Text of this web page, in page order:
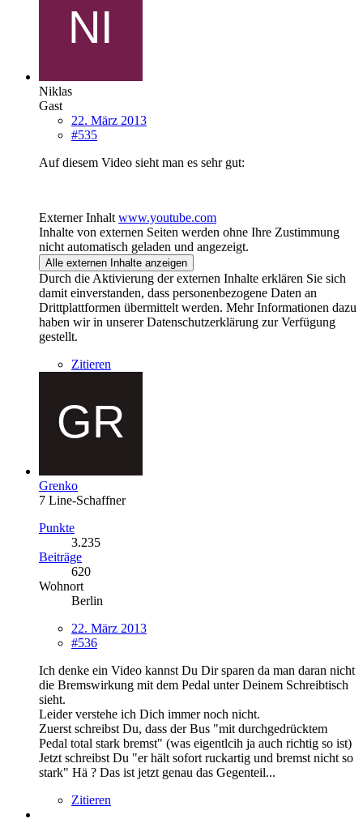
Niklas
Gast
22. März 2013
#535
Auf diesem Video sieht man es sehr gut:
Externer Inhalt www.youtube.com
Inhalte von externen Seiten werden ohne Ihre Zustimmung
nicht automatisch geladen und angezeigt.
Alle externen Inhalte anzeigen
Durch die Aktivierung der externen Inhalte erklären Sie sich
damit einverstanden, dass personenbezogene Daten an
Drittplattformen übermittelt werden. Mehr Informationen dazu
haben wir in unserer Datenschutzerklärung zur Verfügung
gestellt.
Zitieren
Grenko
7 Line-Schaffner
Punkte
3.235
Beiträge
620
Wohnort
Berlin
22. März 2013
#536
Ich denke ein Video kannst Du Dir sparen da man daran nicht
die Bremswirkung mit dem Pedal unter Deinem Schreibtisch
sieht.
Leider verstehe ich Dich immer noch nicht.
Zuerst schreibst Du, dass der Bus "mit durchgedrücktem
Pedal total stark bremst" (was eigentlcih ja auch richtig so ist)
Jetzt schreibst Du "er hält sofort ruckartig und bremst nicht so
stark" Hä ? Das ist jetzt genau das Gegenteil...
Zitieren